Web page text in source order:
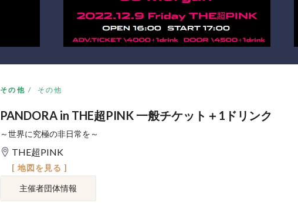
その他 その他
PANDORA in THE超PINK 一般チケット＋1ドリンク
～世界に究極の非日常を～
THE超PINK
[ 地図を見る ]
主催者団体情報